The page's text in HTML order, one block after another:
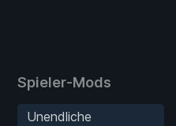
Spieler-Mods
Unendliche